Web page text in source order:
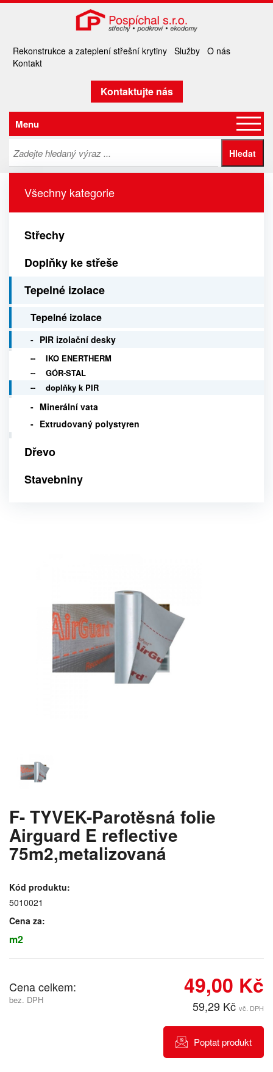
Rekonstrukce a zateplení střešní krytiny Služby O nás
Kontakt
Kontaktujte nás
Menu
Všechny kategorie
Střechy
Doplňky ke střeše
Tepelné izolace
Tepelné izolace
PIR izolační desky
IKO ENERTHERM
GÓR-STAL
doplňky k PIR
Minerální vata
Extrudovaný polystyren
Dřevo
Stavebniny
F- TYVEK-Parotěsná folie
Airguard E reflective
75m2,metalizovaná
Kód produktu:
5010021
Cena za:
m2
Cena celkem:
bez. DPH
49,00 Kč
59,29 Kč vč. DPH
Poptat produkt